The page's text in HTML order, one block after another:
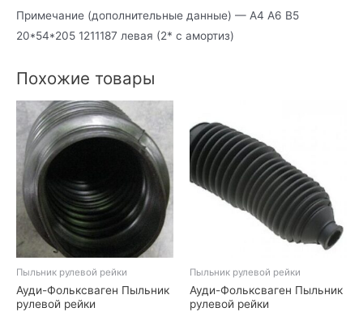
Примечание (дополнительные данные) — А4 А6 В5
20*54*205 1211187 левая (2* с амортиз)
Похожие товары
Пыльник рулевой рейки
Ауди-Фольксваген Пыльник
рулевой рейки
Пыльник рулевой рейки
Ауди-Фольксваген Пыльник
рулевой рейки